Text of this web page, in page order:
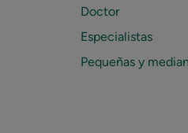
Doctor
Especialistas
Pequeñas y